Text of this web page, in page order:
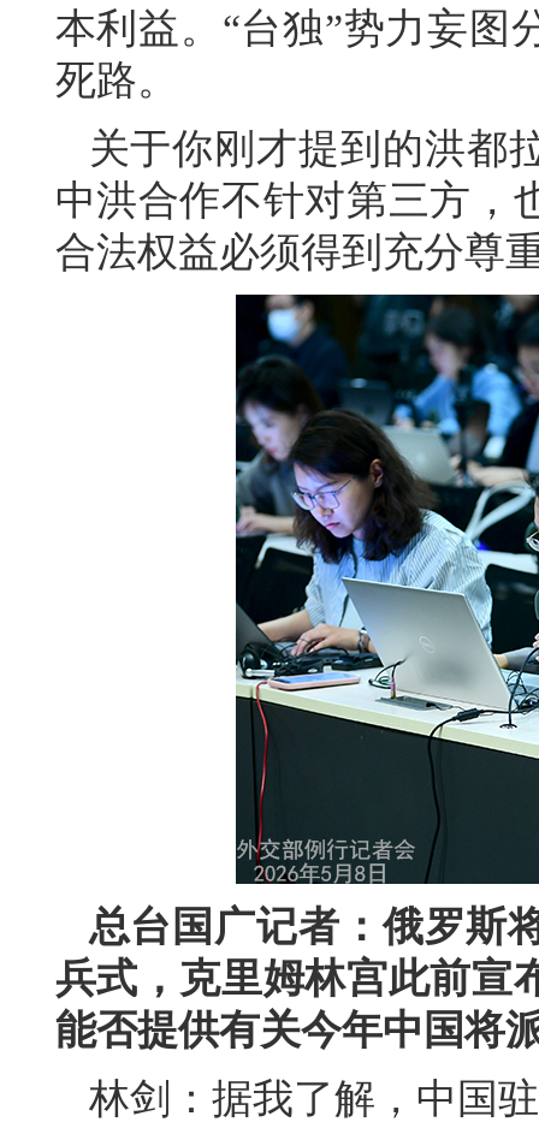
本利益。“台独”势力妄图
死路。
关于你刚才提到的洪都
中洪合作不针对第三方，
合法权益必须得到充分尊
总台国广记者：俄罗斯
兵式，克里姆林宫此前宣
能否提供有关今年中国将
林剑：据我了解，中国